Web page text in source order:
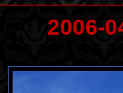
2006-